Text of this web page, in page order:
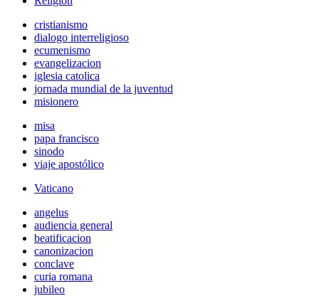
cristianismo
dialogo interreligioso
ecumenismo
evangelizacion
iglesia catolica
jornada mundial de la juventud
misionero
misa
papa francisco
sinodo
viaje apostólico
Vaticano
angelus
audiencia general
beatificacion
canonizacion
conclave
curia romana
jubileo